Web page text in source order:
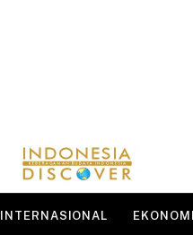
INTERNASIONAL EKONOMI